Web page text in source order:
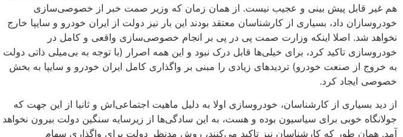
هم غیر قابل پیش بینی و عجیب نیست. از همان زمان که وزیر صمت خبر از خصوصی‌سازی
خودروسازان داد، بسیاری از کارشناسان معتقد بودند این بار نیز دولت از ایران خودرو و سایپا خارج
نخواهد شد. اصلا اینکه وزارت صمت پی در پی بر انجام خصوصی‌سازی واقعی و کامل در
خودروسازی تاکید کرد، برای خیلی‌ها قابل درک نبود و این همه اصرار (با توجه به بی‌میلی ذاتی دولت
به خروج از صنعت خودرو) تردیدهای زیادی را مبنی بر واگذاری کامل ایران خودرو و سایپا به بخش
خصوصی ایجاد کرد.
از دید بسیاری از کارشناسان، خودروسازی اولا به دلیل ماهیت اجتماعی‌اش و ثانیا از این جهت که
جولانگاه خوبی برای سیاسیون بوده و هست، به این سادگی‌ها از زیرسایه سنگین دولت بیرون نخواهد
آمد. همان طور که کارشناسان نیز تاکید می‌کنند، روش مدنظر دولت برای واگذاری سهام